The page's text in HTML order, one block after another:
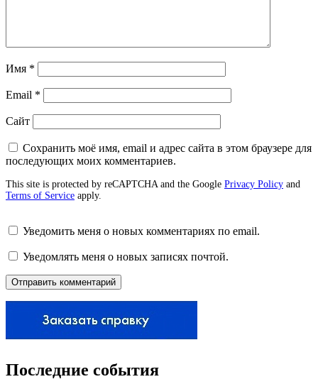
Имя *
Email *
Сайт
Сохранить моё имя, email и адрес сайта в этом браузере для
последующих моих комментариев.
This site is protected by reCAPTCHA and the Google Privacy Policy and
Terms of Service apply.
Уведомить меня о новых комментариях по email.
Уведомлять меня о новых записях почтой.
Последние события